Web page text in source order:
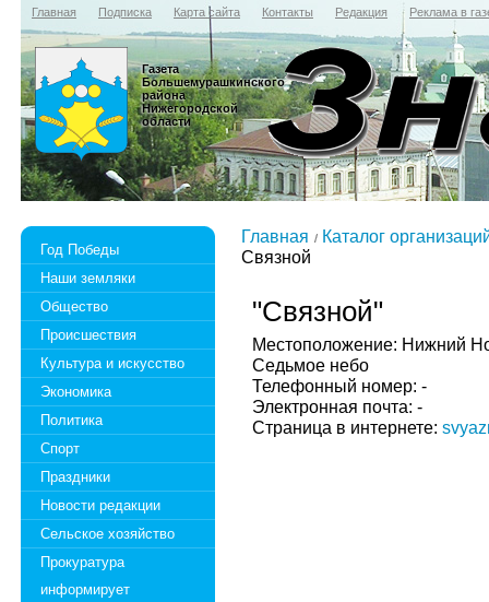
Главная Подписка Карта сайта Контакты Редакция Реклама в
Газета
Большемурашкинского
района
Нижегородской
области
Год Победы
Наши земляки
Общество
Происшествия
Культура и искусство
Экономика
Политика
Спорт
Праздники
Новости редакции
Сельское хозяйство
Прокуратура
информирует
Главная
Каталог
Связной
"Связной"
Местоположение: Нижний
Седьмое небо
Телефонный номер: -
Электронная почта: -
Страница в интернете: